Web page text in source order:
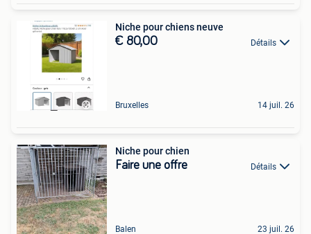
Niche pour chiens neuve
€ 80,00 Détails
Bruxelles 14 juil. 26
Niche pour chien
Faire une offre Détails
Balen 23 juil. 26